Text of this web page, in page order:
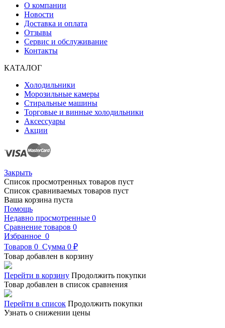
О компании
Новости
Доставка и оплата
Отзывы
Сервис и обслуживание
Контакты
КАТАЛОГ
Холодильники
Морозильные камеры
Стиральные машины
Торговые и винные холодильники
Аксессуары
Акции
Закрыть
Список просмотренных товаров пуст
Список сравниваемых товаров пуст
Ваша корзина пуста
Помощь
Недавно просмотренные 0
Сравнение товаров 0
Избранное 0
Товаров 0 Сумма 0 ₽
Товар добавлен в корзину
Перейти в корзину Продолжить покупки
Товар добавлен в список сравнения
Перейти в список Продолжить покупки
Узнать о снижении цены